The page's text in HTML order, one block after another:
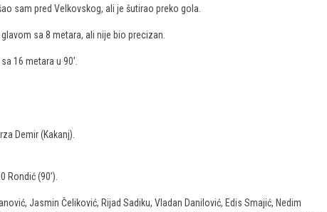
sam pred Velkovskog, ali je šutirao preko gola.
sa 8 metara, ali nije bio precizan.
16 metara u 90’.
Demir (Kakanj).
Rondić (90’).
Jasmin Čeliković, Rijad Sadiku, Vladan Danilović, Edis Smajić, Nedim